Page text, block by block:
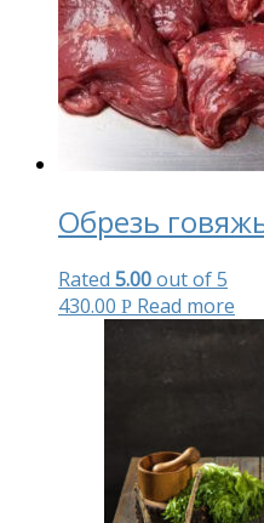
Обрезь
Rated 5.00out of 5
430.00 Р Read more